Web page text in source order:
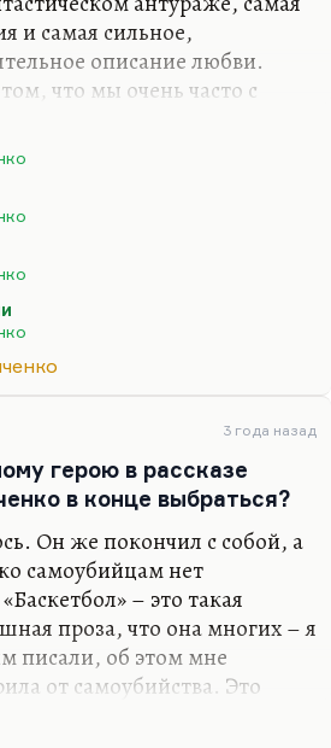
и самая сильное,
описание любви.
что мы очень часто с
иногда –
такие формы абьюза. Они
тонко плетут эту сеть,
бессознательно. И вот вы уже
можете сделать и шага. Это
или созависимость.
(Сережа был
замечательно
3 года назад
герою в рассказе
в конце выбраться?
Он же покончил с собой, а
самоубийцам нет
– это такая
проза, что она многих – я
писали, об этом мне
от самоубийства. Это